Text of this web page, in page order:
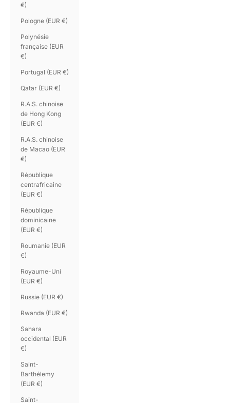
€)
Pologne (EUR €)
Polynésie
française (EUR
€)
Portugal (EUR €)
Qatar (EUR €)
R.A.S. chinoise
de Hong Kong
(EUR €)
R.A.S. chinoise
de Macao (EUR
€)
République
centrafricaine
(EUR €)
République
dominicaine
(EUR €)
Roumanie (EUR
€)
Royaume-Uni
(EUR €)
Russie (EUR €)
Rwanda (EUR €)
Sahara
occidental (EUR
€)
Saint-
Barthélemy
(EUR €)
Saint-